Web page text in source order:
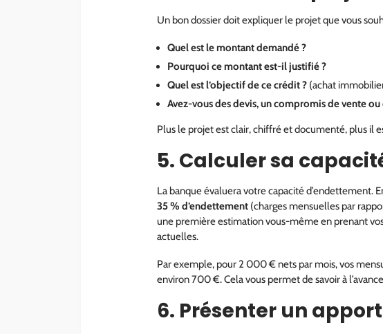
Un bon dossier doit expliquer le projet que vous
Quel est le montant demandé ?
Pourquoi ce montant est-il justifié ?
Quel est l’objectif de ce crédit ? (achat
Avez-vous des devis, un compromis de vente ou
Plus le projet est clair, chiffré et documenté, plus il
5. Calculer sa
La banque évaluera votre capacité d’endettement.
35 % d’endettement (charges mensuelles par
une première estimation vous-même en prenant
actuelles.
Par exemple, pour 2 000 € nets par mois, vos
environ 700 €. Cela vous permet de savoir à
6. Présenter un